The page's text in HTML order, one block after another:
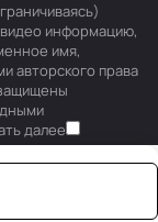
информацию,
имя,
авторского права
далее